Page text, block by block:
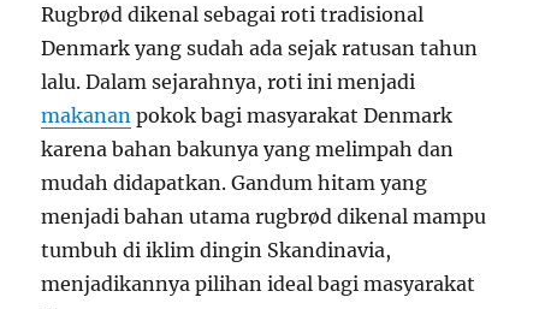
Rugbrød dikenal sebagai roti tradisional
Denmark yang sudah ada sejak ratusan tahun
lalu. Dalam sejarahnya, roti ini menjadi
makanan pokok bagi masyarakat Denmark
karena bahan bakunya yang melimpah dan
mudah didapatkan. Gandum hitam yang
menjadi bahan utama rugbrød dikenal mampu
tumbuh di iklim dingin Skandinavia,
menjadikannya pilihan ideal bagi masyarakat